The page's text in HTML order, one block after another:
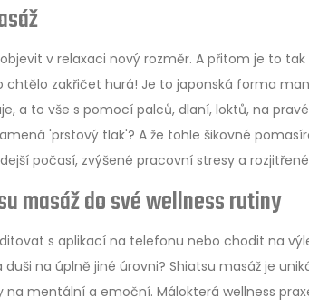
v relaxaci nový rozměr. A přitom je to
chtělo zakřičet hurá! Je to japonská forma
a to vše s pomocí palců, dlaní, loktů, na
'prstový tlak'? A že tohle šikovné
počasí, zvýšené pracovní stresy a
masáž do své wellness rutiny
s aplikací na telefonu nebo chodit na
na úplně jiné úrovni? Shiatsu masáž je
mentální a emoční. Málokterá wellness